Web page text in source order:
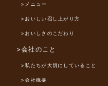
>メニュー
>おいしい召し上がり方
>おいしさのこだわり
>会社のこと
>私たちが大切にしていること
>会社概要